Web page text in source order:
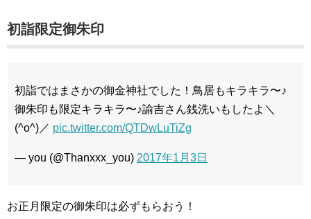
初詣限定御朱印
初詣ではまさかの御金神社でした！鳥居もキラキラ〜♪
御朱印も限定キラキラ〜♪諭吉さん銭洗いもしたよ＼
(^o^)／ pic.twitter.com/QTDwLuTiZg
— you (@Thanxxx_you) 2017年1月3日
お正月限定の御朱印は必ずもらおう！